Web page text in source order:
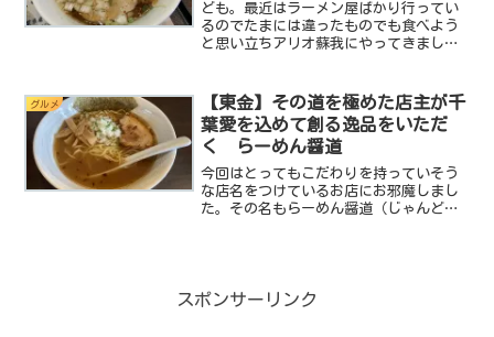
ども。最近はラーメン屋ばかり行ってい
るのでたまには違ったものでも食べよう
と思い立ちアリオ蘇我にやってきまし
の時の気分次第で好きなものがいただけ
ます。カレーや焼肉、うどん...
グルメ
【東金】その道を極めた店主が千
葉愛を込めて創る逸品をいただ
く らーめん醤道
今回はとってもこだわりを持っていそう
な店名をつけているお店にお邪魔しまし
た。その名もらーめん醤道（じゃんど
スポンサーリンク